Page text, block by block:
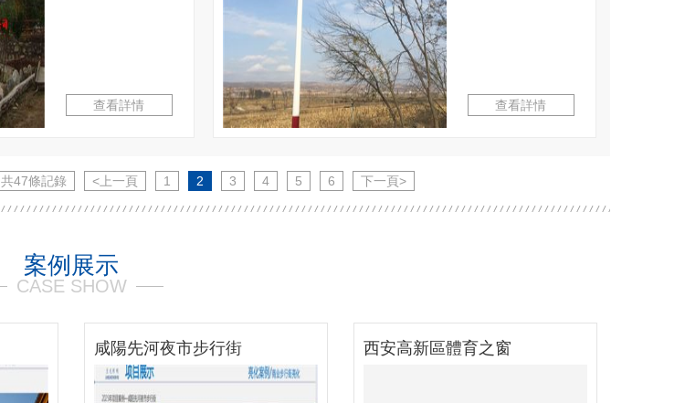
查看詳情 查看詳情
共47條記錄 <上一頁 1 2 3 4 5 6 下一頁>
案例展示
CASE SHOW
西安高新區體育之窗 西安人民體育場